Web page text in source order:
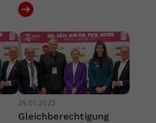
29.01.2025
Gleichberechtigung